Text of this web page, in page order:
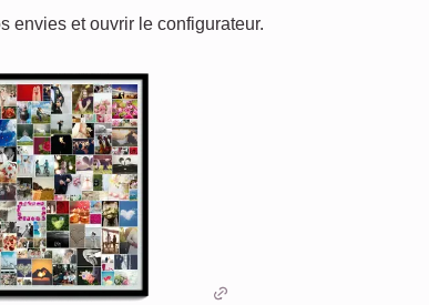
envies et ouvrir le configurateur.